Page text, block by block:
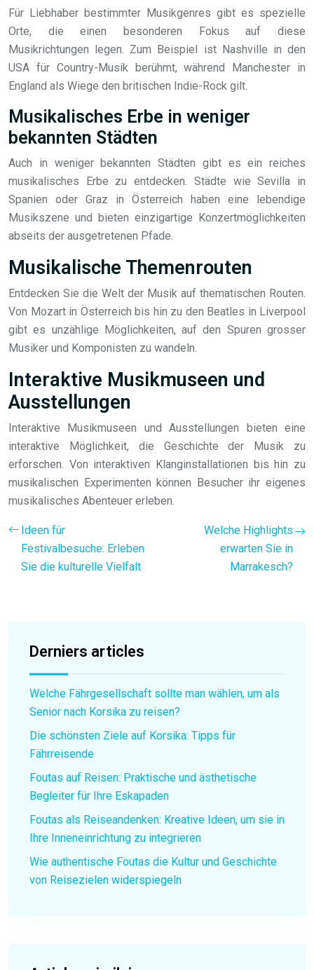
Für Liebhaber bestimmter Musikgenres gibt es spezielle
Orte, die einen besonderen Fokus auf diese
Musikrichtungen legen. Zum Beispiel ist Nashville in den
USA für Country-Musik berühmt, während Manchester in
England als Wiege den britischen Indie-Rock gilt.
Musikalisches Erbe in weniger
bekannten Städten
Auch in weniger bekannten Städten gibt es ein reiches
musikalisches Erbe zu entdecken. Städte wie Sevilla in
Spanien oder Graz in Österreich haben eine lebendige
Musikszene und bieten einzigartige Konzertmöglichkeiten
abseits der ausgetretenen Pfade.
Musikalische Themenrouten
Entdecken Sie die Welt der Musik auf thematischen Routen.
Von Mozart in Österreich bis hin zu den Beatles in Liverpool
gibt es unzählige Möglichkeiten, auf den Spuren grosser
Musiker und Komponisten zu wandeln.
Interaktive Musikmuseen und
Ausstellungen
Interaktive Musikmuseen und Ausstellungen bieten eine
interaktive Möglichkeit, die Geschichte der Musik zu
erforschen. Von interaktiven Klanginstallationen bis hin zu
musikalischen Experimenten können Besucher ihr eigenes
musikalisches Abenteuer erleben.
Ideen für
Festivalbesuche: Erleben
Sie die kulturelle Vielfalt
Welche Highlights
erwarten Sie in
Marrakesch?
Derniers articles
Welche Fährgesellschaft sollte man wählen, um als
Senior nach Korsika zu reisen?
Die schönsten Ziele auf Korsika: Tipps für
Fährreisende
Foutas auf Reisen: Praktische und ästhetische
Begleiter für Ihre Eskapaden
Foutas als Reiseandenken: Kreative Ideen, um sie in
Ihre Inneneinrichtung zu integrieren
Wie authentische Foutas die Kultur und Geschichte
von Reisezielen widerspiegeln